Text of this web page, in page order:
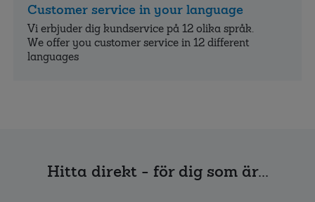
Customer service in your language
Vi erbjuder dig kundservice på 12 olika språk.
We offer you customer service in 12 different
languages
Hitta direkt - för dig som är...